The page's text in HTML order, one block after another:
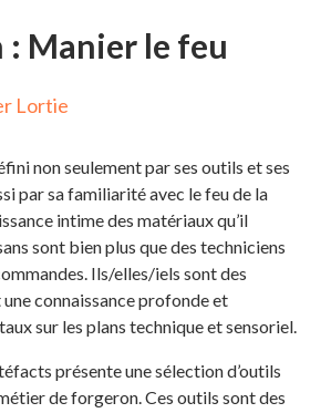
: Manier le feu
Lortie
non seulement par ses outils et ses
par sa familiarité avec le feu de la
intime des matériaux qu’il
sont bien plus que des techniciens
Ils/elles/iels sont des
connaissance profonde et
sur les plans technique et sensoriel.
présente une sélection d’outils
de forgeron. Ces outils sont des